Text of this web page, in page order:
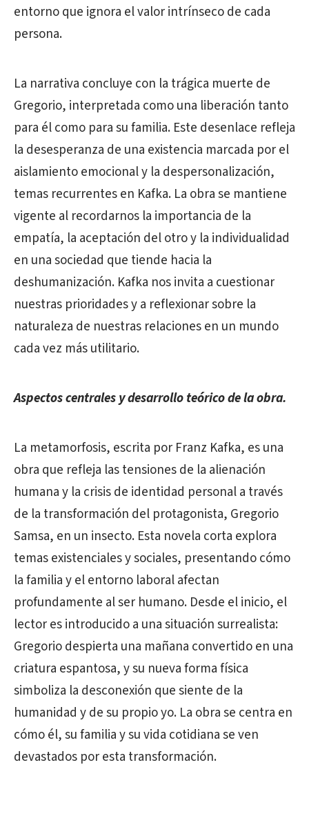
entorno que ignora el valor intrínseco de cada
persona.
La narrativa concluye con la trágica muerte de
Gregorio, interpretada como una liberación tanto
para él como para su familia. Este desenlace refleja
la desesperanza de una existencia marcada por el
aislamiento emocional y la despersonalización,
temas recurrentes en Kafka. La obra se mantiene
vigente al recordarnos la importancia de la
empatía, la aceptación del otro y la individualidad
en una sociedad que tiende hacia la
deshumanización. Kafka nos invita a cuestionar
nuestras prioridades y a reflexionar sobre la
naturaleza de nuestras relaciones en un mundo
cada vez más utilitario.
Aspectos centrales y desarrollo teórico de la obra.
La metamorfosis, escrita por Franz Kafka, es una
obra que refleja las tensiones de la alienación
humana y la crisis de identidad personal a través
de la transformación del protagonista, Gregorio
Samsa, en un insecto. Esta novela corta explora
temas existenciales y sociales, presentando cómo
la familia y el entorno laboral afectan
profundamente al ser humano. Desde el inicio, el
lector es introducido a una situación surrealista:
Gregorio despierta una mañana convertido en una
criatura espantosa, y su nueva forma física
simboliza la desconexión que siente de la
humanidad y de su propio yo. La obra se centra en
cómo él, su familia y su vida cotidiana se ven
devastados por esta transformación.